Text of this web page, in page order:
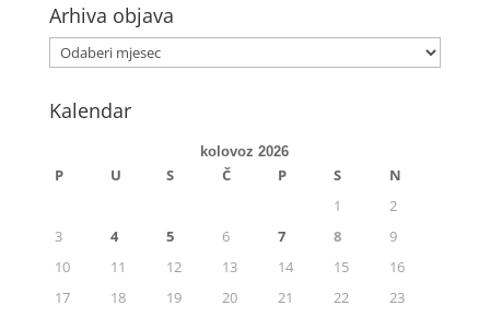
Arhiva objava
Kalendar
kolovoz 2026
P U S Č P S
N
1
2
3
4 5 6 7 8
9
10
11 12 13 14 15
16
17
18 19 20 21 22
23